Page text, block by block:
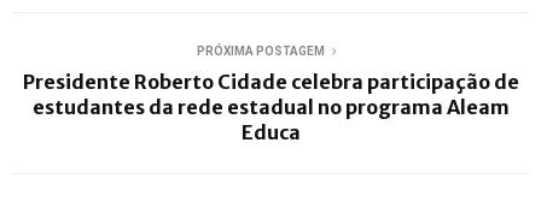
PRÓXIMA POSTAGEM
Presidente Roberto Cidade celebra participação de
estudantes da rede estadual no programa Aleam
Educa